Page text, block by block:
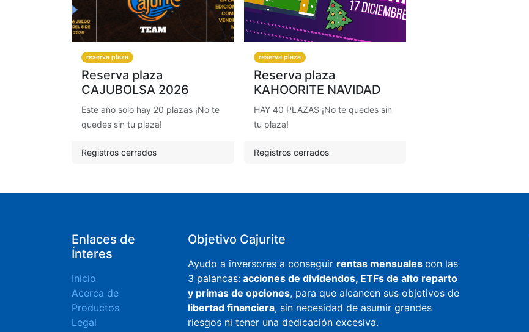
reserva plaza
Reserva plaza
CAJUBOLSA 2026
Este año solo hay 20 plazas ¡No te
quedes sin tu plaza!
Registros cerrados
reserva plaza
Reserva plaza
KAHOORITE NAVIDAD
HAY 40 PLAZAS ¡No te quedes sin
tu plaza!
Registros cerrados
Enlaces de
Ínteres
Inicio
Acerca de
Productos
Legal
Objetivo Cajurite
Ayudo a inversores a conseguir rentas mensuales con las
3 palancas: acciones de dividendos, ETFs de alto reparto
y primas de opciones, para que alcancen sus objetivos de
libertad financiera, sin necesidad de asumir grandes
riesgos ni tener una dedicación excesiva.